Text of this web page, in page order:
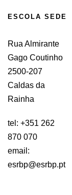
ESCOLA SEDE
Rua Almirante
Gago Coutinho
2500-207
Caldas da
Rainha
tel: +351 262
870 070
email:
esrbp@esrbp.pt